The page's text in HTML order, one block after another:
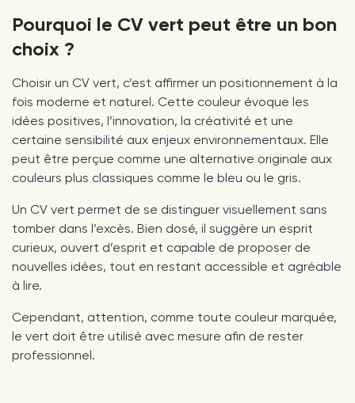
Pourquoi le CV vert peut être un bon
choix ?
Choisir un CV vert, c’est affirmer un positionnement à la
fois moderne et naturel. Cette couleur évoque les
idées positives, l’innovation, la créativité et une
certaine sensibilité aux enjeux environnementaux. Elle
peut être perçue comme une alternative originale aux
couleurs plus classiques comme le bleu ou le gris.
Un CV vert permet de se distinguer visuellement sans
tomber dans l’excès. Bien dosé, il suggère un esprit
curieux, ouvert d’esprit et capable de proposer de
nouvelles idées, tout en restant accessible et agréable
à lire.
Cependant, attention, comme toute couleur marquée,
le vert doit être utilisé avec mesure afin de rester
professionnel.